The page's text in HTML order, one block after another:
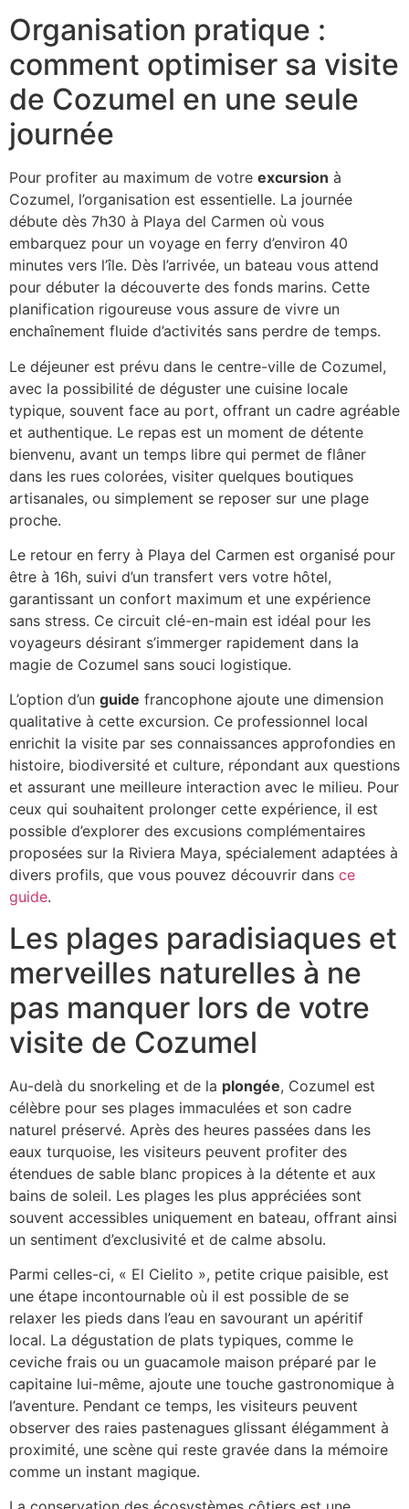
Organisation pratique :
comment optimiser sa visite
de Cozumel en une seule
journée
Pour profiter au maximum de votre excursion à
Cozumel, l’organisation est essentielle. La journée
débute dès 7h30 à Playa del Carmen où vous
embarquez pour un voyage en ferry d’environ 40
minutes vers l’île. Dès l’arrivée, un bateau vous attend
pour débuter la découverte des fonds marins. Cette
planification rigoureuse vous assure de vivre un
enchaînement fluide d’activités sans perdre de temps.
Le déjeuner est prévu dans le centre-ville de Cozumel,
avec la possibilité de déguster une cuisine locale
typique, souvent face au port, offrant un cadre agréable
et authentique. Le repas est un moment de détente
bienvenu, avant un temps libre qui permet de flâner
dans les rues colorées, visiter quelques boutiques
artisanales, ou simplement se reposer sur une plage
proche.
Le retour en ferry à Playa del Carmen est organisé pour
être à 16h, suivi d’un transfert vers votre hôtel,
garantissant un confort maximum et une expérience
sans stress. Ce circuit clé-en-main est idéal pour les
voyageurs désirant s’immerger rapidement dans la
magie de Cozumel sans souci logistique.
L’option d’un guide francophone ajoute une dimension
qualitative à cette excursion. Ce professionnel local
enrichit la visite par ses connaissances approfondies en
histoire, biodiversité et culture, répondant aux questions
et assurant une meilleure interaction avec le milieu. Pour
ceux qui souhaitent prolonger cette expérience, il est
possible d’explorer des excusions complémentaires
proposées sur la Riviera Maya, spécialement adaptées à
divers profils, que vous pouvez découvrir dans ce
guide.
Les plages paradisiaques et
merveilles naturelles à ne
pas manquer lors de votre
visite de Cozumel
Au-delà du snorkeling et de la plongée, Cozumel est
célèbre pour ses plages immaculées et son cadre
naturel préservé. Après des heures passées dans les
eaux turquoise, les visiteurs peuvent profiter des
étendues de sable blanc propices à la détente et aux
bains de soleil. Les plages les plus appréciées sont
souvent accessibles uniquement en bateau, offrant ainsi
un sentiment d’exclusivité et de calme absolu.
Parmi celles-ci, « El Cielito », petite crique paisible, est
une étape incontournable où il est possible de se
relaxer les pieds dans l’eau en savourant un apéritif
local. La dégustation de plats typiques, comme le
ceviche frais ou un guacamole maison préparé par le
capitaine lui-même, ajoute une touche gastronomique à
l’aventure. Pendant ce temps, les visiteurs peuvent
observer des raies pastenagues glissant élégamment à
proximité, une scène qui reste gravée dans la mémoire
comme un instant magique.